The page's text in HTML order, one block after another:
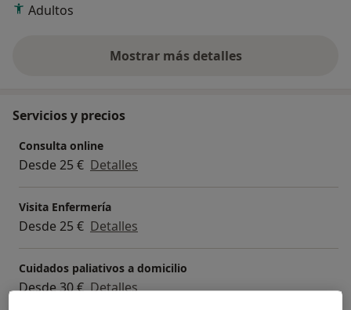
Adultos
Mostrar más detalles
sobre la experiencia
Servicios y precios
Consulta online
Desde 25 € Detalles
Visita Enfermería
Desde 25 € Detalles
Cuidados paliativos a domicilio
Desde 30 € Detalles